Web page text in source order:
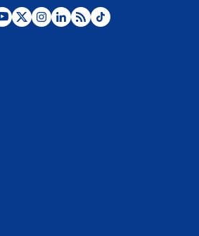
¿Por qué De la Espriella gobernará